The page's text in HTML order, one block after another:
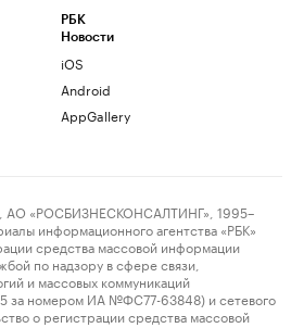
РБК
Новости
iOS
Android
AppGallery
«РОСБИЗНЕСКОНСАЛТИНГ», 1995–
информационного агентства «РБК»
средства массовой информации
по надзору в сфере связи,
и массовых коммуникаций
за номером ИА №ФС77-63848) и сетевого
о регистрации средства массовой